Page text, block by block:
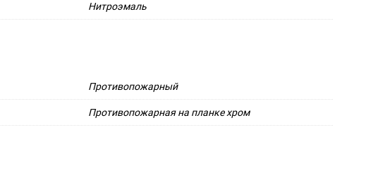
Нитроэмаль
Противопожарный
Противопожарная на планке хром